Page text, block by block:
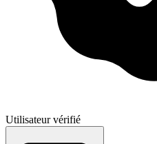
Utilisateur vérifié